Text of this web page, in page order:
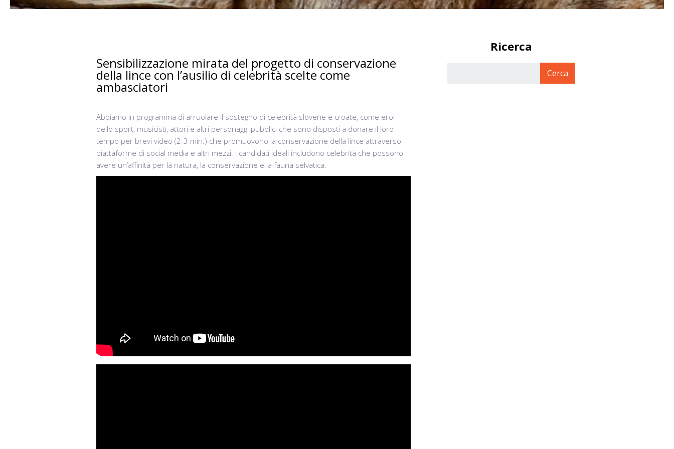
Sensibilizzazione mirata del progetto di conservazione
della lince con l’ausilio di celebrità scelte come
ambasciatori
Abbiamo in programma di arruolare il sostegno di celebrità slovene e croate, come eroi
dello sport, musicisti, attori e altri personaggi pubblici che sono disposti a donare il loro
tempo per brevi video (2-3 min.) che promuovono la conservazione della lince attraverso
piattaforme di social media e altri mezzi. I candidati ideali includono celebrità che possono
avere un’affinità per la natura, la conservazione e la fauna selvatica.
Ricerca